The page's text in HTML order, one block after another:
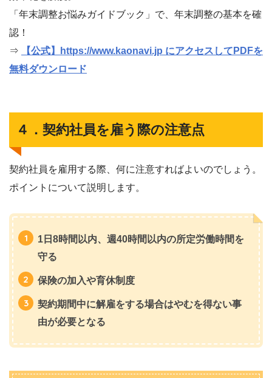
「年末調整お悩みガイドブック」で、年末調整の基本を確
認！
⇒
【公式】https://www.kaonavi.jp にアクセスしてPDFを
無料ダウンロード
４．契約社員を雇う際の注意点
契約社員を雇用する際、何に注意すればよいのでしょう。
ポイントについて説明します。
1日8時間以内、週40時間以内の所定労働時間を
守る
保険の加入や育休制度
契約期間中に解雇をする場合はやむを得ない事
由が必要となる